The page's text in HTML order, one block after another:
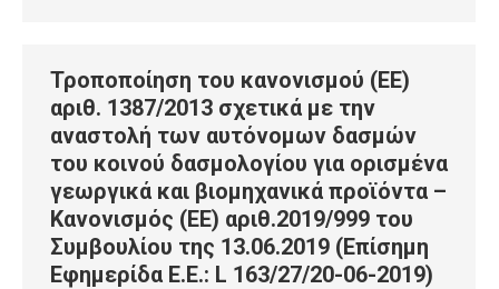
Τροποποίηση του κανονισμού (ΕΕ)
αριθ. 1387/2013 σχετικά με την
αναστολή των αυτόνομων δασμών
του κοινού δασμολογίου για ορισμένα
γεωργικά και βιομηχανικά προϊόντα –
Κανονισμός (ΕΕ) αριθ.2019/999 του
Συμβουλίου της 13.06.2019 (Επίσημη
Εφημερίδα Ε.Ε.: L 163/27/20-06-2019)